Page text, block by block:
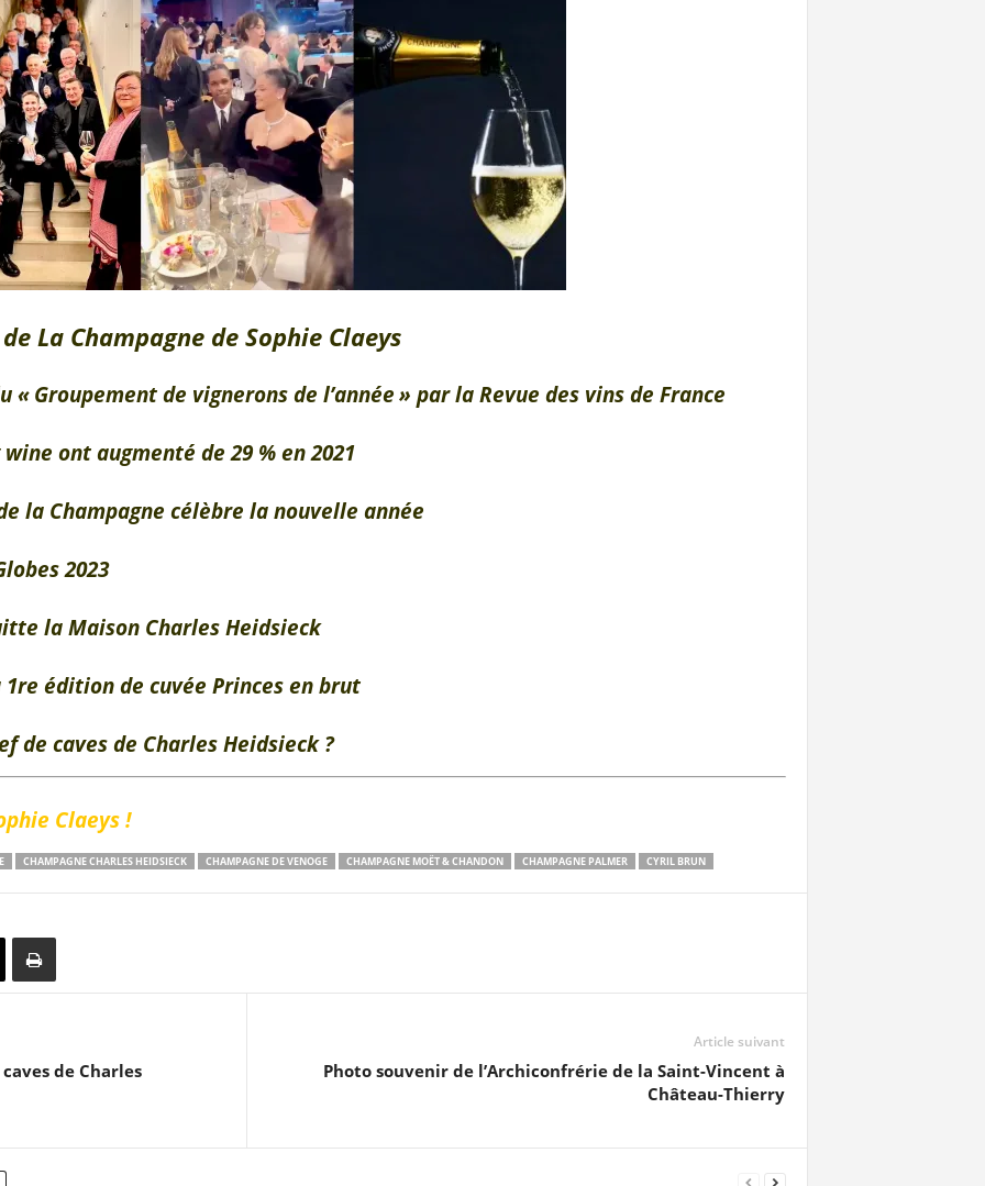
La Champagne de Sophie Claeys
« Groupement de vignerons de l’année » par la Revue des vins de France
ont augmenté de 29 % en 2021
la Champagne célèbre la nouvelle année
2023
la Maison Charles Heidsieck
1re édition de cuvée Princes en brut
de caves de Charles Heidsieck ?
Claeys !
CHAMPAGNE CHARLES HEIDSIECK CHAMPAGNE DE VENOGE CHAMPAGNE MOËT & CHANDON CHAMPAGNE PALMER CYRIL BRUN
de Charles
Article suivant
Photo souvenir de l’Archiconfrérie de la Saint-Vincent à
Château-Thierry